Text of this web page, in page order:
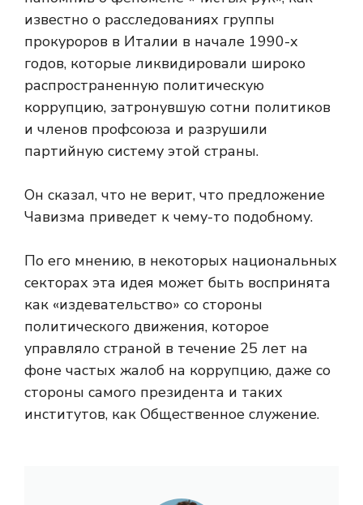
известно о расследованиях группы
прокуроров в Италии в начале 1990-х
годов, которые ликвидировали широко
распространенную политическую
коррупцию, затронувшую сотни политиков
и членов профсоюза и разрушили
партийную систему этой страны.
Он сказал, что не верит, что предложение
Чавизма приведет к чему-то подобному.
По его мнению, в некоторых национальных
секторах эта идея может быть воспринята
как «издевательство» со стороны
политического движения, которое
управляло страной в течение 25 лет на
фоне частых жалоб на коррупцию, даже со
стороны самого президента и таких
институтов, как Общественное служение.